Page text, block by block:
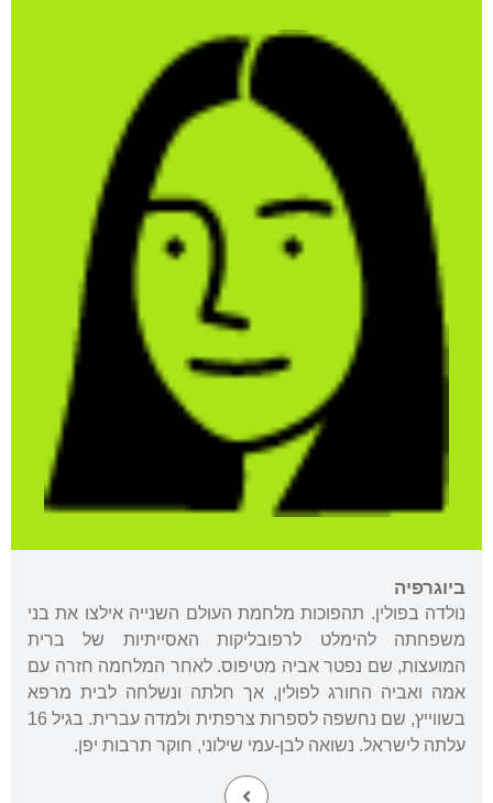
ביוגרפיה
נולדה בפולין. תהפוכות מלחמת העולם השנייה אילצו את בני
משפחתה להימלט לרפובליקות האסייתיות של ברית
המועצות, שם נפטר אביה מטיפוס. לאחר המלחמה חזרה עם
אמה ואביה החורג לפולין, אך חלתה ונשלחה לבית מרפא
בשווייץ, שם נחשפה לספרות צרפתית ולמדה עברית. בגיל 16
עלתה לישראל. נשואה לבן-עמי שילוני, חוקר תרבות יפן.